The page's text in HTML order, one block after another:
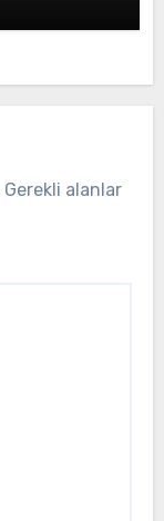
Gerekli alanlar